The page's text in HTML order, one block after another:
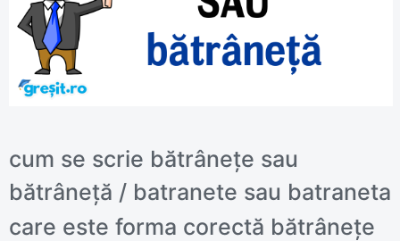
cum se scrie bătrânețe sau
bătrâneță / batranete sau batraneta
care este forma corectă bătrânețe